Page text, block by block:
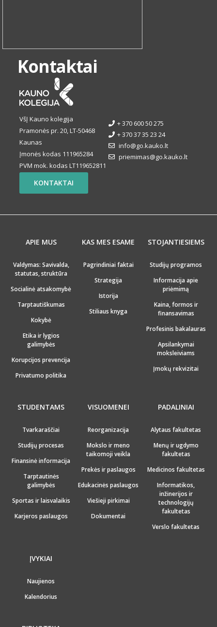
Kontaktai
VšĮ Kauno kolegija
Pramonės pr. 20, LT-50468
Kaunas
Įmonės kodas 111965284
PVM mok. kodas LT119652811
+ 370 600 50 275
+ 370 37 35 23 24
info@go.kauko.lt
priemimas@go.kauko.lt
KONTAKTAI
APIE MUS
Valdymas: Savivalda,
statutas, struktūra
Socialinė atsakomybė
Tarptautiškumas
Kokybė
Etika ir lygios
galimybės
Korupcijos prevencija
Privatumo politika
KAS MES ESAME
Pagrindiniai faktai
Strategija
Istorija
Stiliaus knyga
STOJANTIESIEMS
Studijų programos
Informacija apie
priėmimą
Kaina, formos ir
finansavimas
Profesinis bakalauras
Apsilankymai
moksleiviams
Įmokų rekvizitai
STUDENTAMS
Tvarkaraščiai
Studijų procesas
Finansinė informacija
Tarptautinės
galimybės
Sportas ir laisvalaikis
Karjeros paslaugos
VISUOMENEI
Reorganizacija
Mokslo ir meno
taikomoji veikla
Prekės ir paslaugos
Edukacinės paslaugos
Viešieji pirkimai
Dokumentai
PADALINIAI
Alytaus fakultetas
Menų ir ugdymo
fakultetas
Medicinos fakultetas
Informatikos,
inžinerijos ir
technologijų
fakultetas
Verslo fakultetas
ĮVYKIAI
Naujienos
Kalendorius